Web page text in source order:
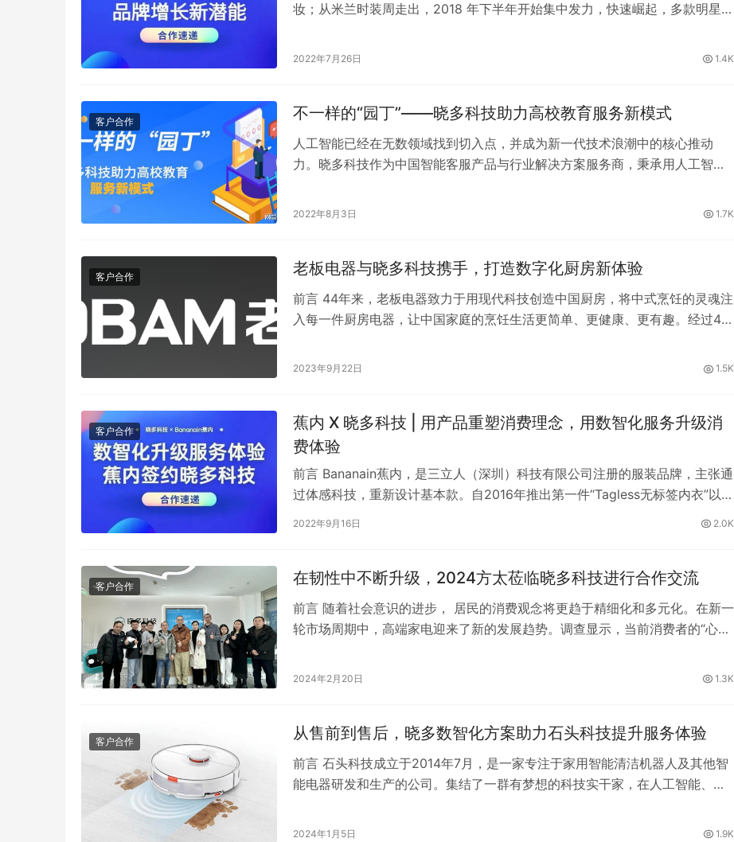
妆；从米兰时装周走出，2018 年下半年开始集中发力，快速崛起，多款明星爆
2022年7月26日 1.4K
客户合作 不一样的“园丁”——晓多科技助力高校教育服务新模式
人工智能已经在无数领域找到切入点，并成为新一代技术浪潮中的核心推动
力。晓多科技作为中国智能客服产品与行业解决方案服务商，秉承用人工智能
2022年8月3日 1.7K
客户合作 老板电器与晓多科技携手，打造数字化厨房新体验
前言 44年来，老板电器致力于用现代科技创造中国厨房，将中式烹饪的灵魂注
入每一件厨房电器，让中国家庭的烹饪生活更简单、更健康、更有趣。经过44
2023年9月22日 1.5K
客户合作
蕉内 X 晓多科技 | 用产品重塑消费理念，用数智化服务升级消
费体验
前言 Bananain蕉内，是三立人（深圳）科技有限公司注册的服装品牌，主张通
过体感科技，重新设计基本款。自2016年推出第一件“Tagless无标签内衣”以
来，蕉内围绕人多种场景…
2022年9月16日 2.0K
客户合作 在韧性中不断升级，2024方太莅临晓多科技进行合作交流
前言 随着社会意识的进步， 居民的消费观念将更趋于精细化和多元化。在新一
轮市场周期中，高端家电迎来了新的发展趋势。调查显示，当前消费者的“心理
2024年2月20日 1.3K
客户合作 从售前到售后，晓多数智化方案助力石头科技提升服务体验
前言 石头科技成立于2014年7月，是一家专注于家用智能清洁机器人及其他智
能电器研发和生产的公司。集结了一群有梦想的科技实干家，在人工智能、软
2024年1月5日 1.9K